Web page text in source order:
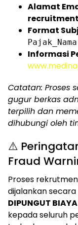
Alamat
Format
Informasi
Catatan: Proses
gugur berkas
terpilih dan
dihubungi oleh
⚠️
Fraud
Proses
dijalankan
DIPUNGUT
kepada seluruh